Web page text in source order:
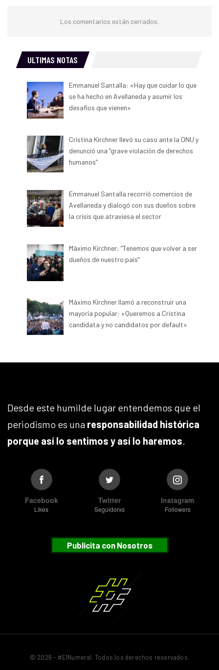
Los comentarios están cerrados.
ULTIMAS NOTAS
Emmanuel Santalla: «Hay que cuidar lo que
se ha hecho en Avellaneda y asumir los
desafíos que vienen»
Cristina Kirchner llevó su caso ante la ONU y
denunció una “grave violación de derechos
humanos”
Emmanuel Santalla recorrió comercios de
Avellaneda y dialogó con sus dueños sobre
la crisis que atraviesa el sector
Máximo Kirchner: “Tenemos que volver a ser
dueños de nuestro país”
Máximo Kirchner llamó a reconstruir una
mayoría popular: «Queremos a Cristina
candidata y no candidatos por default»
Desde este humilde lugar entendemos que el
periodismo es una responsabilidad histórica
porque así lo sentimos y así lo haremos.
Facebook
Likes
Twitter
Seguidorxs
Instagram
Followers
Publicita con Nosotros
© 2026 - #ElNumeral. Todos los derechos reservados.